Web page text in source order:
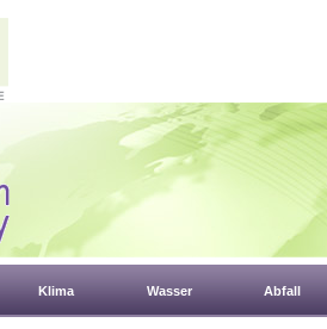
Klima Wasser Abfall